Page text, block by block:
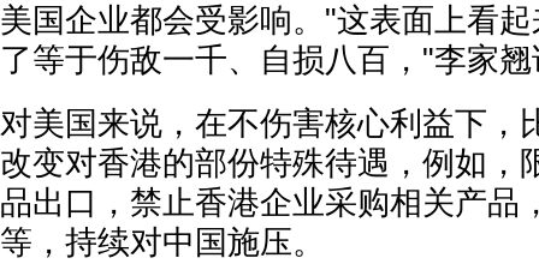
美国企业都会受影响。"这表面上看
了等于伤敌一千、自损八百，"李家
对美国来说，在不伤害核心利益下，
改变对香港的部份特殊待遇，例如，
品出口，禁止香港企业采购相关产品
等，持续对中国施压。